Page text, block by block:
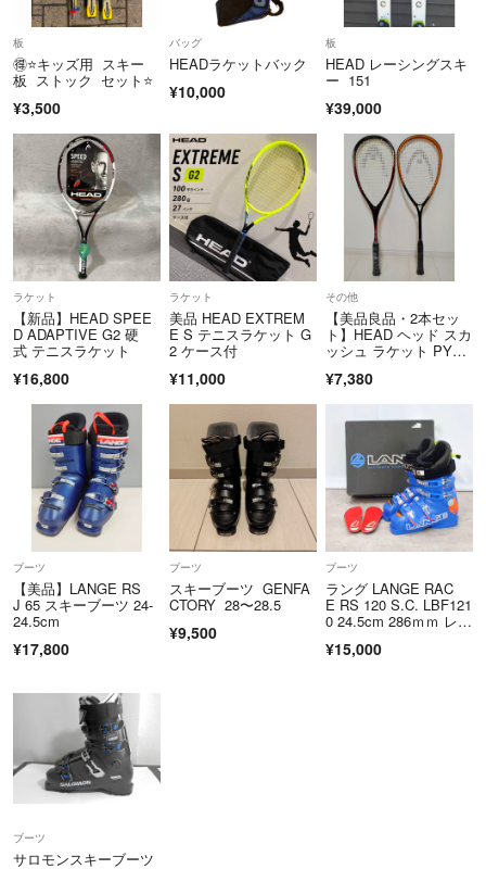
板
🉐⭐️キッズ用 スキー
板 ストック セット⭐️
¥3,500
バッグ
HEADラケットバック
¥10,000
板
HEAD レーシングスキ
ー 151
¥39,000
ラケット
【新品】HEAD SPEE
D ADAPTIVE G2 硬
式 テニスラケット
¥16,800
ラケット
美品 HEAD EXTREM
E S テニスラケット G
2 ケース付
¥11,000
その他
【美品良品・2本セッ
ト】HEAD ヘッド スカ
ッシュ ラケット PYRA
NADO
¥7,380
ブーツ
【美品】LANGE RS
J 65 スキーブーツ 24-
24.5cm
¥17,800
ブーツ
スキーブーツ GENFA
CTORY 28〜28.5
¥9,500
ブーツ
ラング LANGE RAC
E RS 120 S.C. LBF121
0 24.5cm 286ｍｍ レー
ー ブーツ アウトドア
¥15,000
ブーツ
サロモンスキーブーツ